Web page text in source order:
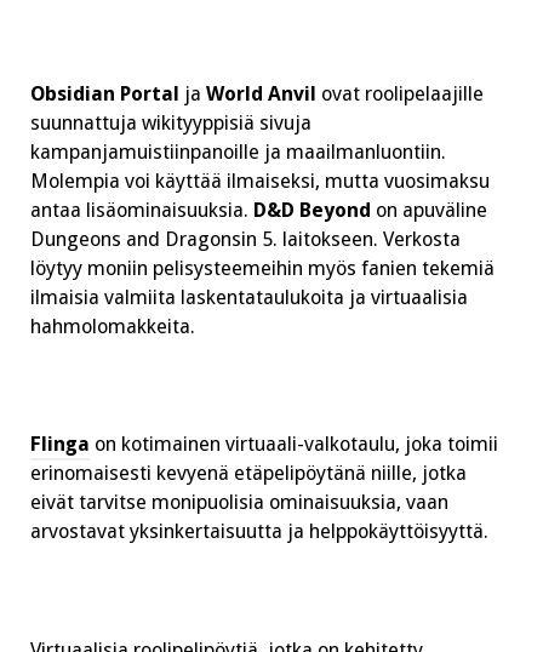
Obsidian Portal ja World Anvil ovat roolipelaajille
suunnattuja wikityyppisiä sivuja
kampanjamuistiinpanoille ja maailmanluontiin.
Molempia voi käyttää ilmaiseksi, mutta vuosimaksu
antaa lisäominaisuuksia. D&D Beyond on apuväline
Dungeons and Dragonsin 5. laitokseen. Verkosta
löytyy moniin pelisysteemeihin myös fanien tekemiä
ilmaisia valmiita laskentataulukoita ja virtuaalisia
hahmolomakkeita.
Flinga on kotimainen virtuaali-valkotaulu, joka toimii
erinomaisesti kevyenä etäpelipöytänä niille, jotka
eivät tarvitse monipuolisia ominaisuuksia, vaan
arvostavat yksinkertaisuutta ja helppokäyttöisyyttä.